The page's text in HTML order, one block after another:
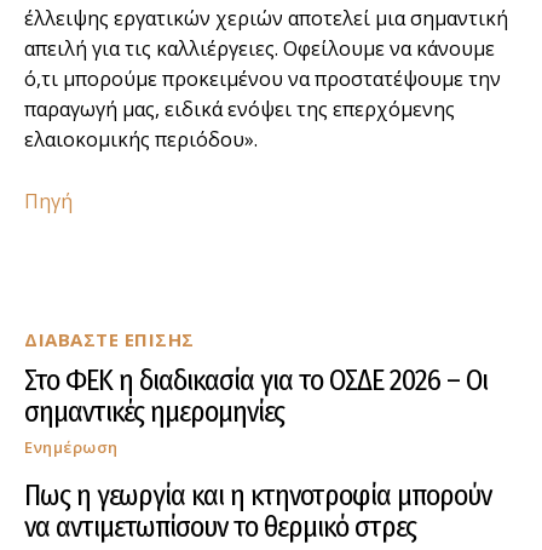
ΔΙΑΒΑΣΤΕ ΕΠΙΣΗΣ
Στο ΦΕΚ η διαδικασία για το ΟΣΔΕ 2026 – Οι
σημαντικές ημερομηνίες
Ενημέρωση
Πως η γεωργία και η κτηνοτροφία μπορούν
να αντιμετωπίσουν το θερμικό στρες
έλλειψης εργατικών χεριών αποτελεί μια σημαντική
απειλή για τις καλλιέργειες. Οφείλουμε να κάνουμε
ό,τι μπορούμε προκειμένου να προστατέψουμε την
παραγωγή μας, ειδικά ενόψει της επερχόμενης
ελαιοκομικής περιόδου».
Πηγή